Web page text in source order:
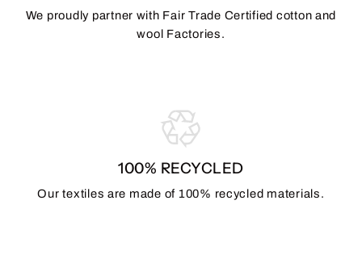
We proudly partner with Fair Trade Certified cotton and
wool Factories.
100% RECYCLED
Our textiles are made of 100% recycled materials.